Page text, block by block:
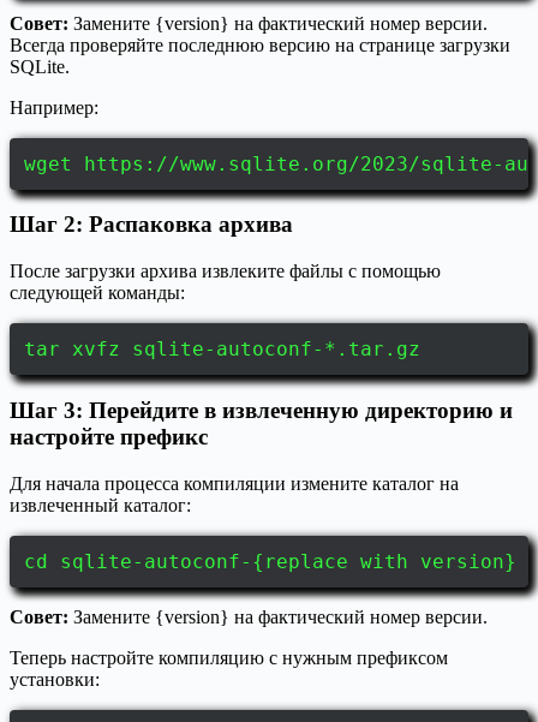
Совет: Замените {version} на фактический номер версии.
Всегда проверяйте последнюю версию на странице загрузки
SQLite.
Например:
wget https://www.sqlite.org/2023/sqlite-
Шаг 2: Распаковка архива
После загрузки архива извлеките файлы с помощью
следующей команды:
tar xvfz sqlite-autoconf-*.tar.gz
Шаг 3: Перейдите в извлеченную директорию и
настройте префикс
Для начала процесса компиляции измените каталог на
извлеченный каталог:
cd sqlite-autoconf-{replace with version}
Совет: Замените {version} на фактический номер версии.
Теперь настройте компиляцию с нужным префиксом
установки: